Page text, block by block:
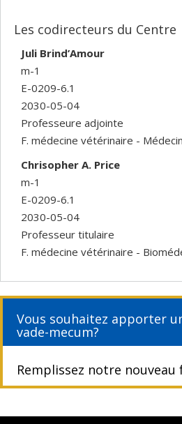
Les codirecteurs du Centre
Juli Brind’Amour
m-1
E-0209-6.1
2030-05-04
Professeure adjointe
F. médecine vétérinaire -
Chrisopher A. Price
m-1
E-0209-6.1
2030-05-04
Professeur titulaire
F. médecine vétérinaire -
Vous souhaitez apporter
vade-mecum?
Remplissez notre